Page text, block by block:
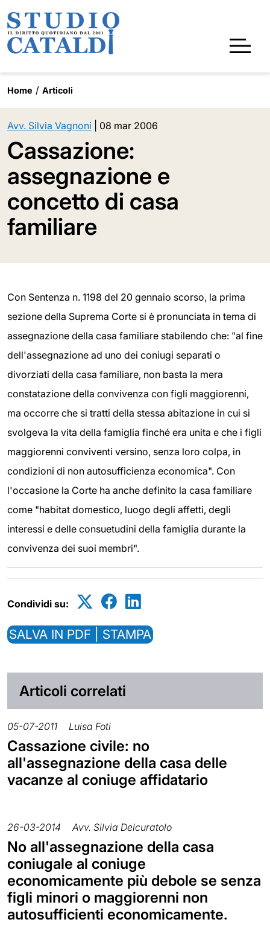
Home Articoli
Avv. Silvia Vagnoni 08 mar 2006
Cassazione:
assegnazione e
concetto di casa
familiare
Con Sentenza n. 1198 del 20 gennaio scorso, la prima
sezione della Suprema Corte si è pronunciata in tema di
assegnazione della casa familiare stabilendo che: "al fine
dell'assegnazione ad uno dei coniugi separati o
divorziati della casa familiare, non basta la mera
constatazione della convivenza con figli maggiorenni,
ma occorre che si tratti della stessa abitazione in cui si
svolgeva la vita della famiglia finché era unita e che i figli
maggiorenni conviventi versino, senza loro colpa, in
condizioni di non autosufficienza economica". Con
l'occasione la Corte ha anche definito la casa familiare
come "habitat domestico, luogo degli affetti, degli
interessi e delle consuetudini della famiglia durante la
convivenza dei suoi membri".
Condividi su:
SALVA IN PDF | STAMPA
Articoli correlati
05-07-2011 Luisa Foti
Cassazione civile: no
all'assegnazione della casa delle
vacanze al coniuge affidatario
26-03-2014 Avv. Silvia Delcuratolo
No all'assegnazione della casa
coniugale al coniuge
economicamente più debole se senza
figli minori o maggiorenni non
autosufficienti economicamente.